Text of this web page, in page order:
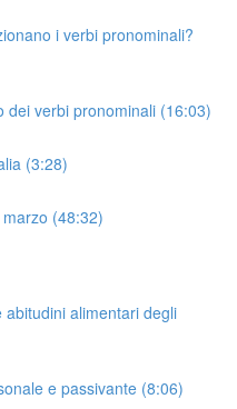
i verbi pronominali?
dei verbi pronominali (16:03)
(3:28)
(48:32)
alimentari degli
e passivante (8:06)